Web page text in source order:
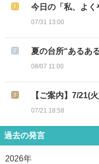
今日の「私、よ
07/31 13:00
夏の台所“あるあ
08/07 11:00
【ご案内】7/21(
07/21 18:58
過去の発言
2026年